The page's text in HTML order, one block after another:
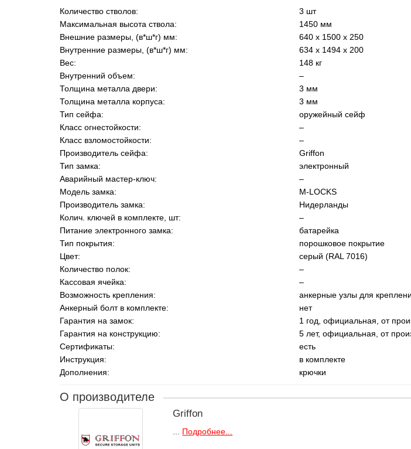
Количество стволов:
3 шт
Максимальная высота ствола:
1450 мм
Внешние размеры, (в*ш*г) мм:
640 x 1500 x 250
Внутренние размеры, (в*ш*г) мм:
634 x 1494 x 200
Вес:
148 кг
Внутренний объем:
–
Толщина металла двери:
3 мм
Толщина металла корпуса:
3 мм
Тип сейфа:
оружейный сейф
Класс огнестойкости:
–
Класс взломостойкости:
–
Производитель сейфа:
Griffon
Тип замка:
электронный
Аварийный мастер-ключ:
–
Модель замка:
M-LOCKS
Производитель замка:
Нидерланды
Колич. ключей в комплекте, шт:
–
Питание электронного замка:
батарейка
Тип покрытия:
порошковое покрытие
Цвет:
серый (RAL 7016)
Количество полок:
–
Кассовая ячейка:
–
Возможность крепления:
анкерные узлы для
Анкерный болт в комплекте:
нет
Гарантия на замок:
1 год, официальная, от
Гарантия на конструкцию:
5 лет, официальная, от
Сертификаты:
есть
Инструкция:
в комплекте
Дополнения:
крючки
О производителе
Griffon
Подробнее...